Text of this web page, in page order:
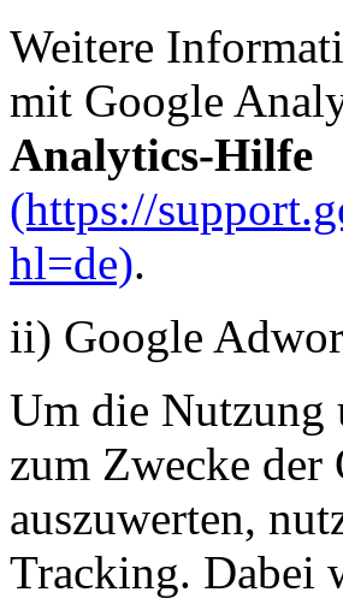
Weitere
mit Google
Analytics-Hilfe
(https://
hl=de).
ii) Google
Um die Nutzung
zum Zwecke der
auszuwerten,
Tracking. Dabei